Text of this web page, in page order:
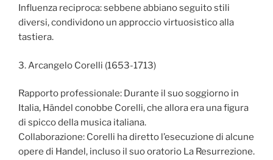
Influenza reciproca: sebbene abbiano seguito stili
diversi, condividono un approccio virtuosistico alla
tastiera.
3. Arcangelo Corelli (1653-1713)
Rapporto professionale: Durante il suo soggiorno in
Italia, Händel conobbe Corelli, che allora era una figura
di spicco della musica italiana.
Collaborazione: Corelli ha diretto l’esecuzione di alcune
opere di Handel, incluso il suo oratorio La Resurrezione.